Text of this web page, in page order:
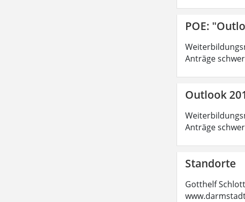
POE:
Anträge
Outlook
Anträge
Standorte
Gotthelf